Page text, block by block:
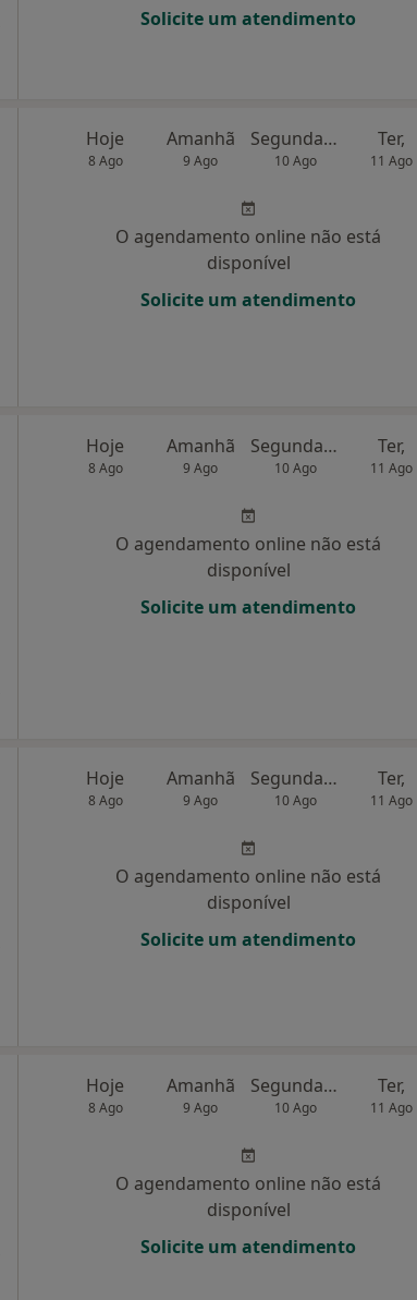
Solicite um atendimento
Hoje
8 Ago
Amanhã
9 Ago
Segunda-feira
10 Ago
Ter,
11 Ago
O agendamento online não está
disponível
Solicite um atendimento
Hoje
8 Ago
Amanhã
9 Ago
Segunda-feira
10 Ago
Ter,
11 Ago
O agendamento online não está
disponível
Solicite um atendimento
Hoje
8 Ago
Amanhã
9 Ago
Segunda-feira
10 Ago
Ter,
11 Ago
O agendamento online não está
disponível
Solicite um atendimento
Hoje
8 Ago
Amanhã
9 Ago
Segunda-feira
10 Ago
Ter,
11 Ago
O agendamento online não está
disponível
Solicite um atendimento